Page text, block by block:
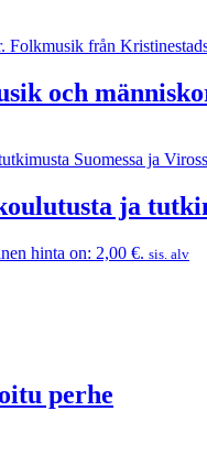
och
ja
hinta on: 2,00 €. sis. alv
perhe